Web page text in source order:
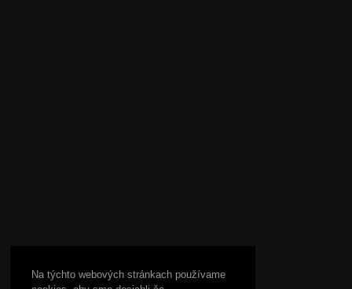
Na týchto webových stránkach používame